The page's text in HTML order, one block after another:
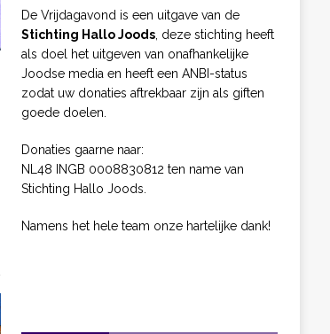
De Vrijdagavond is een uitgave van de
Stichting Hallo Joods, deze stichting heeft
als doel het uitgeven van onafhankelijke
Joodse media en heeft een ANBI-status
zodat uw donaties aftrekbaar zijn als giften
goede doelen.
Donaties gaarne naar:
NL48 INGB 0008830812 ten name van
Stichting Hallo Joods.
Namens het hele team onze hartelijke dank!